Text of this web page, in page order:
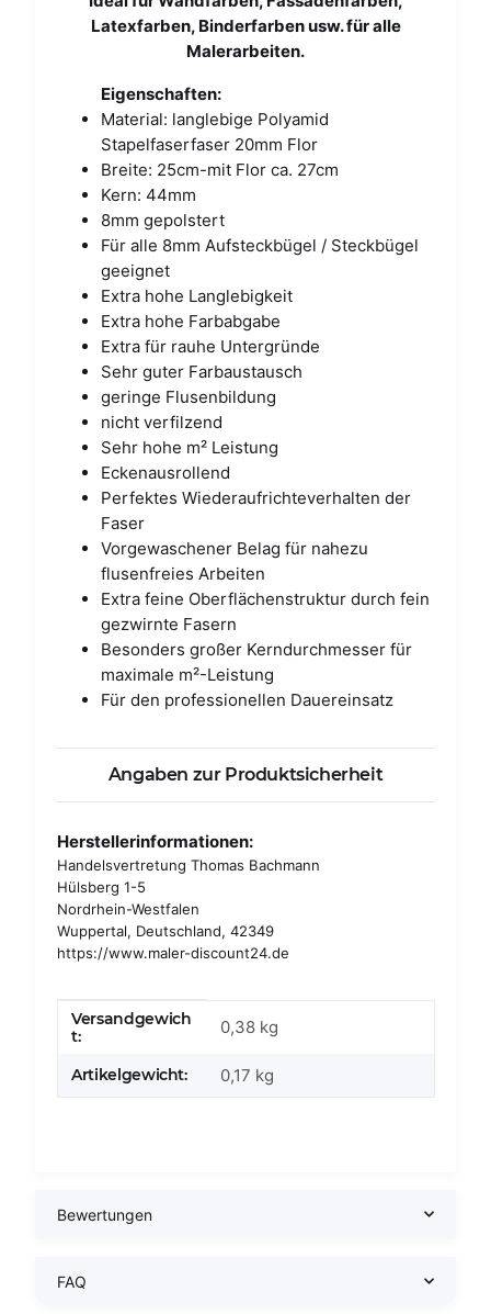
Latexfarben, Binderfarben usw. für alle
Malerarbeiten.
Eigenschaften:
Material: langlebige Polyamid
Stapelfaserfaser 20mm Flor
Breite: 25cm-mit Flor ca. 27cm
Kern: 44mm
8mm gepolstert
Für alle 8mm Aufsteckbügel / Steckbügel
geeignet
Extra hohe Langlebigkeit
Extra hohe Farbabgabe
Extra für rauhe Untergründe
Sehr guter Farbaustausch
geringe Flusenbildung
nicht verfilzend
Sehr hohe m² Leistung
Eckenausrollend
Perfektes Wiederaufrichteverhalten der
Faser
Vorgewaschener Belag für nahezu
flusenfreies Arbeiten
Extra feine Oberflächenstruktur durch fein
gezwirnte Fasern
Besonders großer Kerndurchmesser für
maximale m²-Leistung
Für den professionellen Dauereinsatz
Angaben zur Produktsicherheit
Herstellerinformationen:
Handelsvertretung Thomas Bachmann
Hülsberg 1-5
Nordrhein-Westfalen
Wuppertal, Deutschland, 42349
https://www.maler-discount24.de
Produkteigenschaft
Wert
Versandgewich
t:
0,38 kg
Artikelgewicht: 0,17 kg
Bewertungen
FAQ